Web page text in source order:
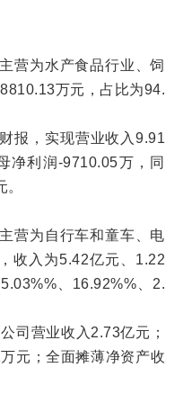
营为水产食品行业、饲
万元，占比为94.
报，实现营业收入9.91
净利润-9710.05万，同
营为自行车和童车、电
收入为5.42亿元、1.22
、16.92%%、2.
司营业收入2.73亿元；
元；全面摊薄净资产收